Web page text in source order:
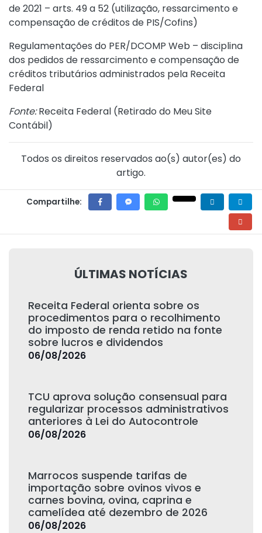
de 2021 – arts. 49a 52 (utilização, ressarcimento e
compensação de créditos de PIS/Cofins)
Regulamentações do PER/DCOMP Web – disciplina
dos pedidos de ressarcimento e compensação de
créditos tributários administrados pela Receita
Federal
Fonte:Receita Federal (Retirado do Meu Site
Contábil)
Todos os direitos reservados ao(s) autor(es) do
artigo.
Compartilhe:
ÚLTIMAS NOTÍCIAS
Receita Federal orienta sobre os
procedimentos para o recolhimento
do imposto de renda retido na fonte
sobre lucros e dividendos
06/08/2026
TCU aprova solução consensual para
regularizar processos administrativos
anteriores à Lei do Autocontrole
06/08/2026
Marrocos suspende tarifas de
importação sobre ovinos vivos e
carnes bovina, ovina, caprina e
camelídea até dezembro de 2026
06/08/2026